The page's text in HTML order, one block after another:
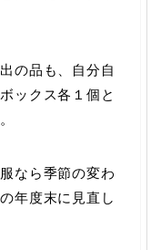
の品も、自分自
ックス各１個と
なら季節の変わ
年度末に見直し